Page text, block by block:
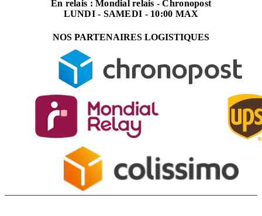
En relais : Mondial relais - Chronopost
LUNDI - SAMEDI - 10:00 MAX
NOS PARTENAIRES LOGISTIQUES